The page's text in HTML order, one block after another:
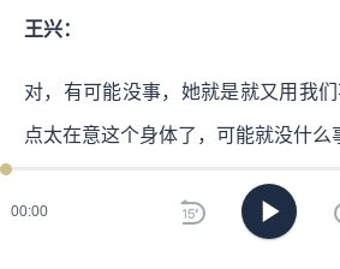
00:00
王兴：
对，有可能没事，她就是就又用我
点太在意这个身体了，可能就没什么